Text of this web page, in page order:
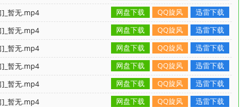
]_暂无.mp4
迅雷下载
QQ旋风
网盘下载
]_暂无.mp4
迅雷下载
QQ旋风
网盘下载
]_暂无.mp4
迅雷下载
QQ旋风
网盘下载
]_暂无.mp4
迅雷下载
QQ旋风
网盘下载
]_暂无.mp4
迅雷下载
QQ旋风
网盘下载
]_暂无.mp4
迅雷下载
QQ旋风
网盘下载